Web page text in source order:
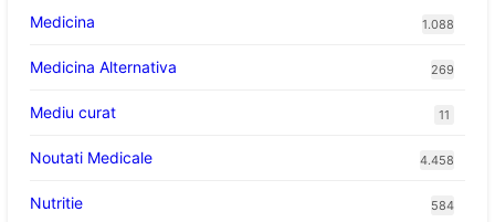
Medicina 1.088
Medicina Alternativa 269
Mediu curat 11
Noutati Medicale 4.458
Nutritie 584